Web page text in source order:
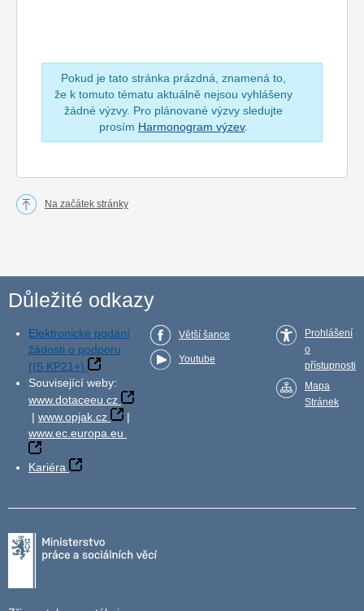
Pokud je tato stránka prázdná, znamená to,
že k tomuto tématu aktuálně nejsou vyhlášeny
žádné výzvy. Pro plánované výzvy sledujte
prosím Harmonogram výzev.
Na začátek stránky
Důležité odkazy
Elektronické podání
žádosti o podporu
(IS KP21+)
Související weby:
www.dotaceeu.cz
| www.opjak.cz
|
www.ec.europa.eu
Kariéra
Větší šance
Youtube
Prohlášení
o
přístupnosti
Mapa
Stránek